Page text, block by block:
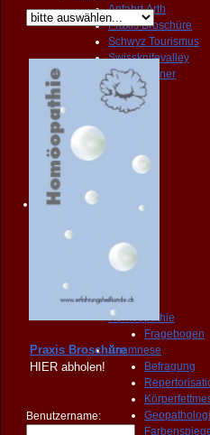
Anfahrt Arth
Praxis Broschüre
Schwyz Tourismus
Swissknifevalley
Routenplaner
KONTAKT
Erreichbarkeit
Fragebogen
Broschüre
Person
KONTAKT
Angebot
Homöopathie
Diagnose
PRAXIS
Homöopathie
Fragebogen
Anamnese
Befragung
Praxis Broschüre
HIER abholen!
Benutzername: